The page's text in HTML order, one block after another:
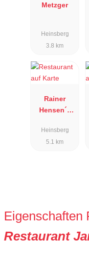
Metzger
Heinsberg
3.8 km
Rainer
Hensen´s
le & Hotel
Heinsberg
5.1 km
Eigenschaften
Restaurant